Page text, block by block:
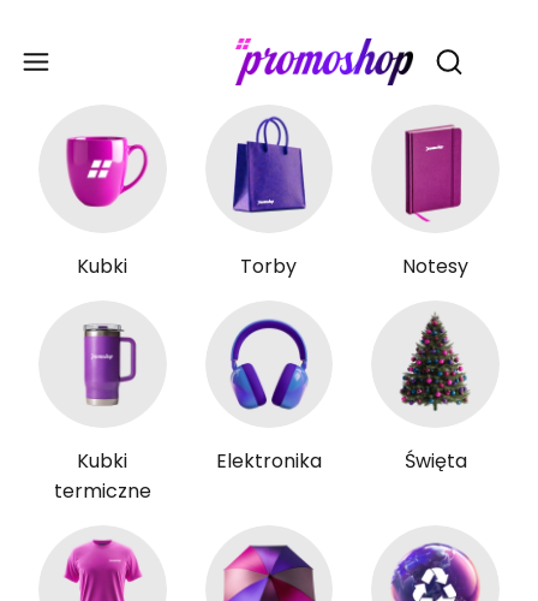
Otwórz
Kubki Torby Notesy
Kubki
termiczne
Elektronika Święta